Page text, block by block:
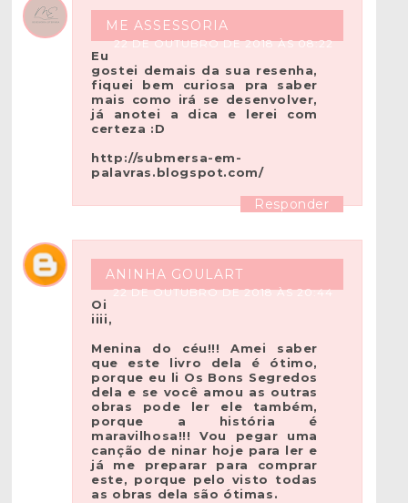
ME ASSESSORIA
22 DE OUTUBRO DE 2018 ÀS 08:22
Eu
gostei demais da sua resenha,
fiquei bem curiosa pra saber
mais como irá se desenvolver,
já anotei a dica e lerei com
certeza :D
http://submersa-em-
palavras.blogspot.com/
Responder
ANINHA GOULART
22 DE OUTUBRO DE 2018 ÀS 20:44
Oi
iiii,
Menina do céu!!! Amei saber
que este livro dela é ótimo,
porque eu li Os Bons Segredos
dela e se você amou as outras
obras pode ler ele também,
porque a história é
maravilhosa!!! Vou pegar uma
canção de ninar hoje para ler e
já me preparar para comprar
este, porque pelo visto todas
as obras dela são ótimas.